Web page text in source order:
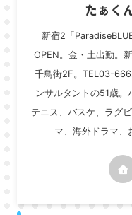
たぁく
新宿2「
OPEN。金・土出勤。
千鳥街2F。TEL03-
ンサルタントの51歳。
テニス、バスケ、ラグ
マ、海外ドラマ、